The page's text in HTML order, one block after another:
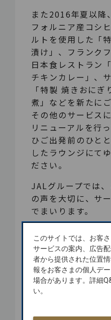
また2016年夏以降
フォルニア産コシ
ルトを使用した「
漬け」、フランク
日本食レストラン
チキンカレー」、
「特製 焼きおに
煮」などを新たに
その他のサービス
リニューアルを行
ひご出発前のひと
したラウンジにて
ださい。
JALグループでは
の声を大切に、サ
でまいります。
もって、サクララウ
※フランクフルト：
て、ファーストクラ
ンジの営業を終了
※詳細は下記ホーム
このサイトでは、お客
サービスの案内、広告
者から提供された位置
報をお客さまの個人デ
場合があります。詳細
い。